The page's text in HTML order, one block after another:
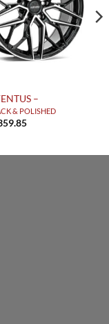
–
& POLISHED